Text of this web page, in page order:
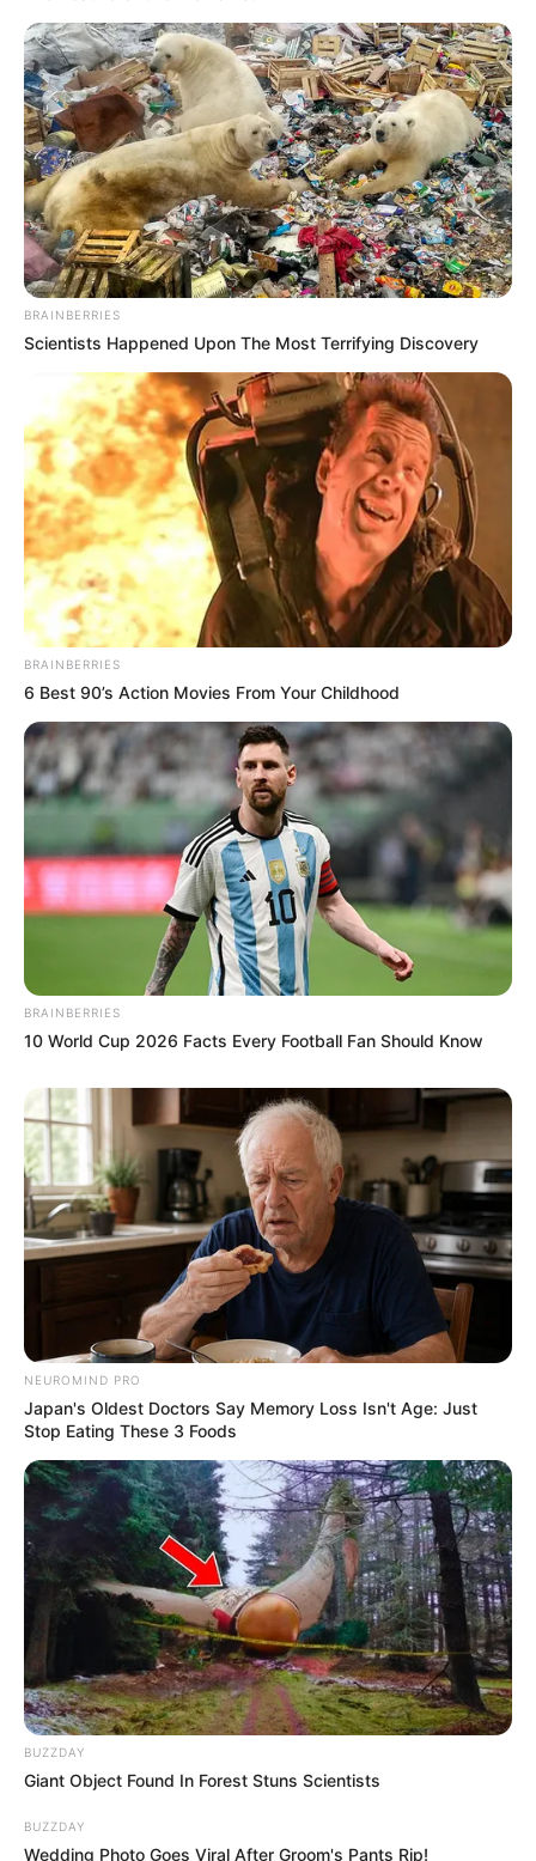
BRAINBERRIES
Scientists Happened Upon The Most Terrifying Discovery
BRAINBERRIES
6 Best 90’s Action Movies From Your Childhood
BRAINBERRIES
10 World Cup 2026 Facts Every Football Fan Should Know
NEUROMIND PRO
Japan's Oldest Doctors Say Memory Loss Isn't Age: Just
Stop Eating These 3 Foods
BUZZDAY
Giant Object Found In Forest Stuns Scientists
BUZZDAY
Wedding Photo Goes Viral After Groom's Pants Rip!